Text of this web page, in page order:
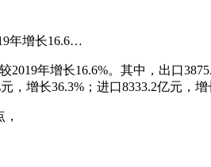
年增长16.6…
较2019年增长16.6%。其中，出口
增长36.3%；进口8333.2亿元，